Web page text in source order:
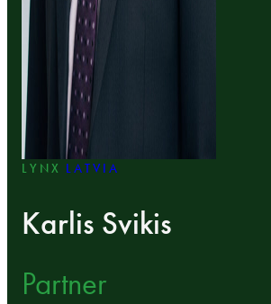
LYNX LATVIA
Karlis Svikis
Partner